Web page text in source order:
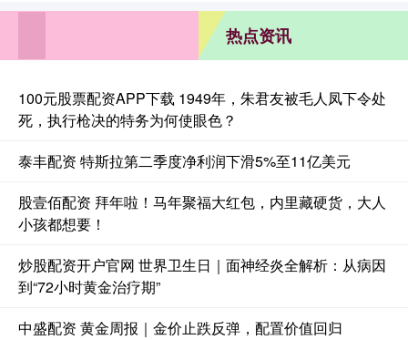
热点资讯
100元股票配资APP下载 1949年，朱君友被毛人凤下令处
死，执行枪决的特务为何使眼色？
泰丰配资 特斯拉第二季度净利润下滑5%至11亿美元
股壹佰配资 拜年啦！马年聚福大红包，内里藏硬货，大人
小孩都想要！
炒股配资开户官网 世界卫生日｜面神经炎全解析：从病因
到“72小时黄金治疗期”
中盛配资 黄金周报｜金价止跌反弹，配置价值回归